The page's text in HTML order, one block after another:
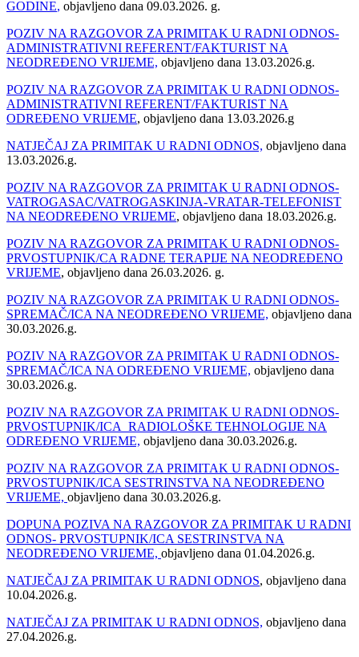
GODINE, objavljeno dana 09.03.2026. g.
POZIV NA RAZGOVOR ZA PRIMITAK U RADNI ODNOS-
ADMINISTRATIVNI REFERENT/FAKTURIST NA
NEODREĐENO VRIJEME, objavljeno dana 13.03.2026.g.
POZIV NA RAZGOVOR ZA PRIMITAK U RADNI ODNOS-
ADMINISTRATIVNI REFERENT/FAKTURIST NA
ODREĐENO VRIJEME, objavljeno dana 13.03.2026.g
NATJEČAJ ZA PRIMITAK U RADNI ODNOS, objavljeno dana
13.03.2026.g.
POZIV NA RAZGOVOR ZA PRIMITAK U RADNI ODNOS-
VATROGASAC/VATROGASKINJA-VRATAR-TELEFONIST
NA NEODREĐENO VRIJEME, objavljeno dana 18.03.2026.g.
POZIV NA RAZGOVOR ZA PRIMITAK U RADNI ODNOS-
PRVOSTUPNIK/CA RADNE TERAPIJE NA NEODREĐENO
VRIJEME, objavljeno dana 26.03.2026. g.
POZIV NA RAZGOVOR ZA PRIMITAK U RADNI ODNOS-
SPREMAČ/ICA NA NEODREĐENO VRIJEME, objavljeno dana
30.03.2026.g.
POZIV NA RAZGOVOR ZA PRIMITAK U RADNI ODNOS-
SPREMAČ/ICA NA ODREĐENO VRIJEME, objavljeno dana
30.03.2026.g.
POZIV NA RAZGOVOR ZA PRIMITAK U RADNI ODNOS-
PRVOSTUPNIK/ICA RADIOLOŠKE TEHNOLOGIJE NA
ODREĐENO VRIJEME, objavljeno dana 30.03.2026.g.
POZIV NA RAZGOVOR ZA PRIMITAK U RADNI ODNOS-
PRVOSTUPNIK/ICA SESTRINSTVA NA NEODREĐENO
VRIJEME, objavljeno dana 30.03.2026.g.
DOPUNA POZIVA NA RAZGOVOR ZA PRIMITAK U RADNI
ODNOS- PRVOSTUPNIK/ICA SESTRINSTVA NA
NEODREĐENO VRIJEME, objavljeno dana 01.04.2026.g.
NATJEČAJ ZA PRIMITAK U RADNI ODNOS, objavljeno dana
10.04.2026.g.
NATJEČAJ ZA PRIMITAK U RADNI ODNOS, objavljeno dana
27.04.2026.g.